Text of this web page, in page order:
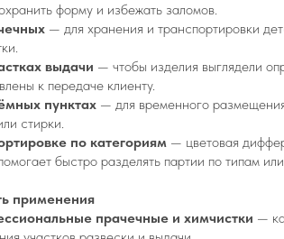
форму и избежать заломов.
— для хранения и транспортировки
выдачи — чтобы изделия выглядели
к передаче клиенту.
пунктах — для временного
стирки.
по категориям — цветовая
быстро разделять партии по типам
применения
прачечные и химчистки —